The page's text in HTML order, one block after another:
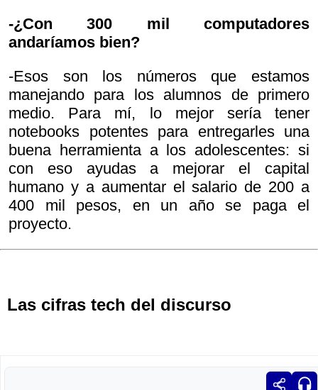
-¿Con 300 mil computadores
andaríamos bien?
-Esos son los números que estamos
manejando para los alumnos de primero
medio. Para mí, lo mejor sería tener
notebooks potentes para entregarles una
buena herramienta a los adolescentes: si
con eso ayudas a mejorar el capital
humano y a aumentar el salario de 200 a
400 mil pesos, en un año se paga el
proyecto.
Las cifras tech del discurso